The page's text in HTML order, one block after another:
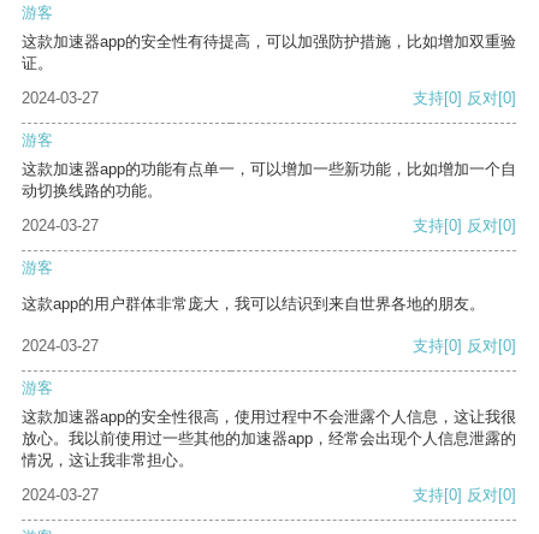
游客
这款加速器app的安全性有待提高，可以加强防护措施，比如增加双重验
证。
2024-03-27
支持[0] 反对[0]
游客
这款加速器app的功能有点单一，可以增加一些新功能，比如增加一个自
动切换线路的功能。
2024-03-27
支持[0] 反对[0]
游客
这款app的用户群体非常庞大，我可以结识到来自世界各地的朋友。
2024-03-27 支持[0] 反对[0]
游客
这款加速器app的安全性很高，使用过程中不会泄露个人信息，这让我很
放心。我以前使用过一些其他的加速器app，经常会出现个人信息泄露的
情况，这让我非常担心。
2024-03-27
支持[0] 反对[0]